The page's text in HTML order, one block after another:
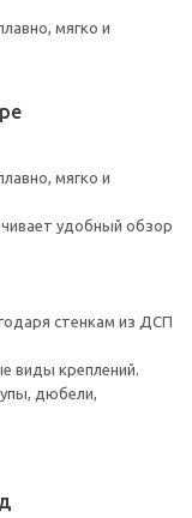
мягко и
мягко и
удобный обзор
стенкам из ДСП
виды креплений.
дюбели,